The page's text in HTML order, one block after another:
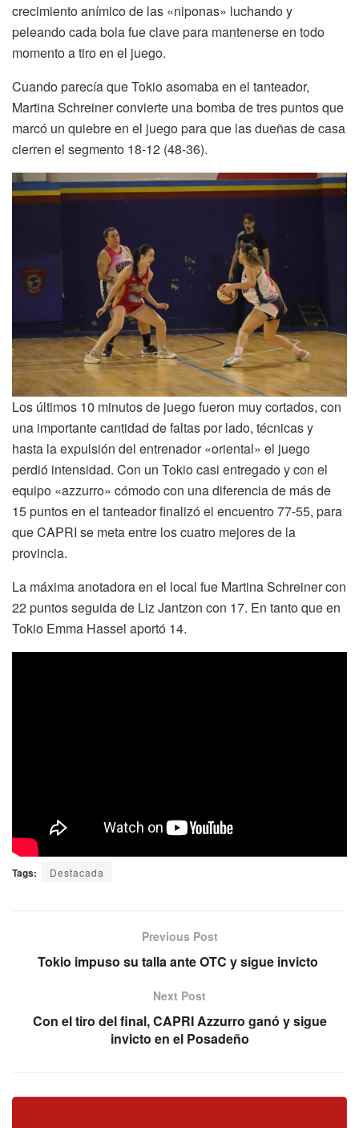
crecimiento anímico de las «niponas» luchando y
peleando cada bola fue clave para mantenerse en todo
momento a tiro en el juego.
Cuando parecía que Tokio asomaba en el tanteador,
Martina Schreiner convierte una bomba de tres puntos que
marcó un quiebre en el juego para que las dueñas de casa
cierren el segmento 18-12 (48-36).
Los últimos 10 minutos de juego fueron muy cortados, con
una importante cantidad de faltas por lado, técnicas y
hasta la expulsión del entrenador «oriental» el juego
perdió intensidad. Con un Tokio casi entregado y con el
equipo «azzurro» cómodo con una diferencia de más de
15 puntos en el tanteador finalizó el encuentro 77-55, para
que CAPRI se meta entre los cuatro mejores de la
provincia.
La máxima anotadora en el local fue Martina Schreiner con
22 puntos seguida de Liz Jantzon con 17. En tanto que en
Tokio Emma Hassel aportó 14.
Tags: Destacada
Previous Post
Tokio impuso su talla ante OTC y sigue invicto
Next Post
Con el tiro del final, CAPRI Azzurro ganó y sigue
invicto en el Posadeño